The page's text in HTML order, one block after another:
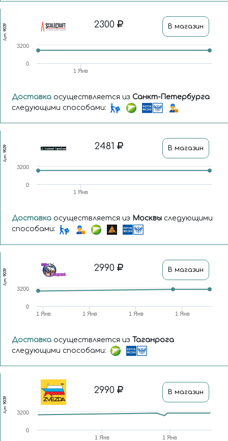
Арт.
9039 2300 В магазин
1 Янв
0
3200
Доставка осуществляется из Санкт-Петербурга
следующими способами:
Арт.
9039 2481 В магазин
1 Янв
0
3200
Доставка осуществляется из Москвы следующими
способами:
Арт.
9039 2990 В магазин
1 Янв 1 Янв 1 Янв 1 Янв
0
3200
Доставка осуществляется из Таганрога
следующими способами:
Арт.
9039
2990 В магазин
1 Янв 1 Янв
0
3200